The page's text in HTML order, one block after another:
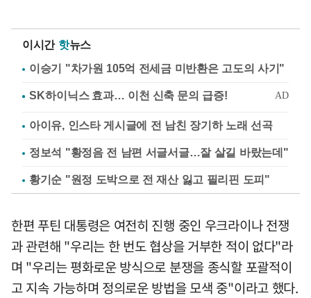
이시간 핫뉴스
이승기 "차가원 105억 전세금 미반환은 고도의 사기"
아이유, 인스타 게시글에 전 남친 장기하 노래 선곡
정보석 "황정음 전 남편 서글서글…잘 살길 바랐는데"
황기순 "원정 도박으로 전 재산 잃고 필리핀 도피"
한편 푸틴 대통령은 여전히 진행 중인 우크라이나 전쟁
과 관련해 "우리는 한 번도 협상을 거부한 적이 없다"라
며 "우리는 평화로운 방식으로 분쟁을 종식할 포괄적이
고 지속 가능하며 정의로운 방법을 모색 중"이라고 했다.